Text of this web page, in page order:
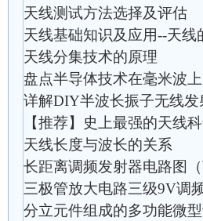
天线测试方法选择及评估
天线基础知识及应用--天线
天线分集技术的原理
盘点半导体技术在毫米波
详解DIY半波长振子无线发
【推荐】史上最强的天线
天线长度与波长的关系
长距离调频发射器电路图
三极管放大电路三级9V调
分立元件组成的多功能微